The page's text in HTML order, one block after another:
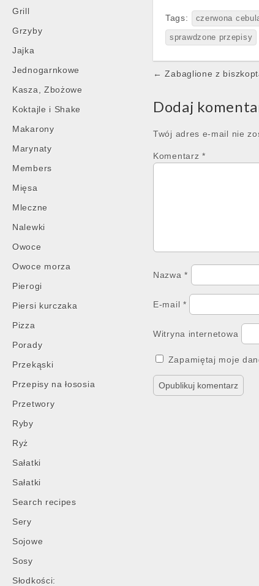
Grill
Grzyby
Jajka
Jednogarnkowe
Kasza, Zbożowe
Koktajle i Shake
Makarony
Marynaty
Members
Mięsa
Mleczne
Nalewki
Owoce
Owoce morza
Pierogi
Piersi kurczaka
Pizza
Porady
Przekąski
Przepisy na łososia
Przetwory
Ryby
Ryż
Sałatki
Sałatki
Search recipes
Sery
Sojowe
Sosy
Słodkości:
Tags: czerwona
sprawdzone przepisy
Post
← Zabaglione z
Dodaj
Twój adres e-mail nie
Komentarz *
Nazwa*
E-mail *
Witryna internetowa
Zapamiętaj moje